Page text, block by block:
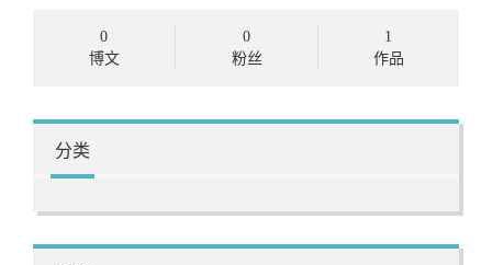
0
博文
0
粉丝
1
作品
分类